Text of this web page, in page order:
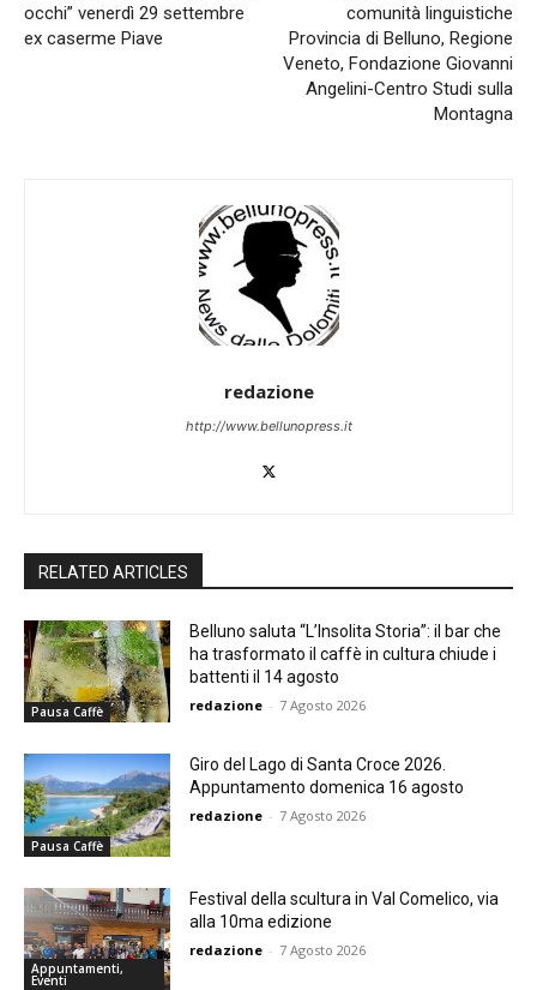
occhi” venerdì 29 settembre
ex caserme Piave
comunità linguistiche
Provincia di Belluno, Regione
Veneto, Fondazione Giovanni
Angelini-Centro Studi sulla
Montagna
redazione
http://www.bellunopress.it
RELATED ARTICLES
Pausa Caffè
Belluno saluta “L’Insolita Storia”: il bar che
ha trasformato il caffè in cultura chiude i
battenti il 14 agosto
redazione - 7 Agosto 2026
Pausa Caffè
Giro del Lago di Santa Croce 2026.
Appuntamento domenica 16 agosto
redazione - 7 Agosto 2026
Appuntamenti,
Eventi
Festival della scultura in Val Comelico, via
alla 10ma edizione
redazione - 7 Agosto 2026